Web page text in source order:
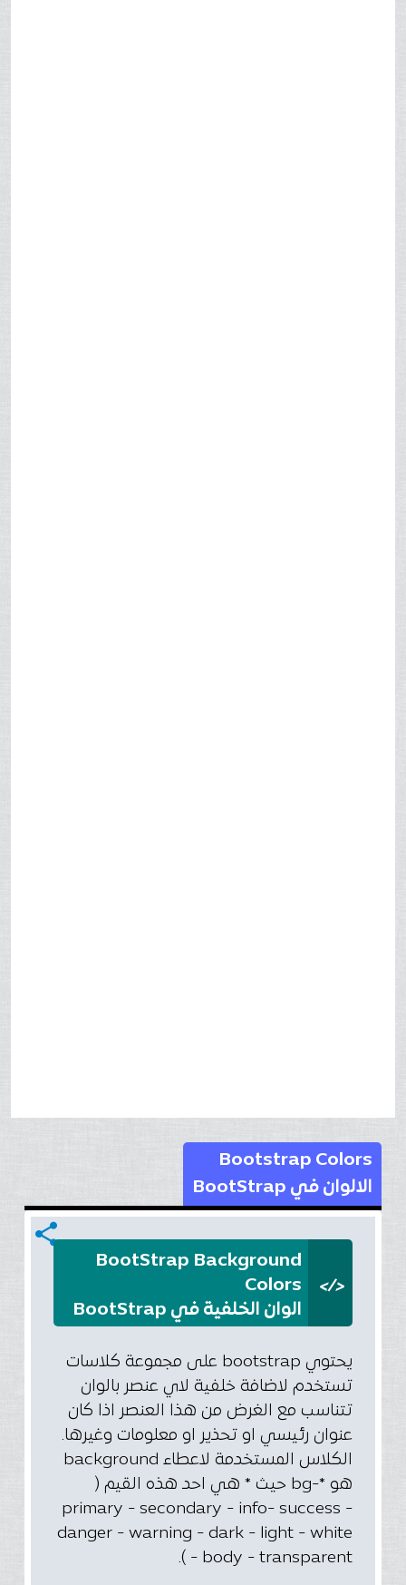
Bootstrap Colors
الالوان في BootStrap
share
</>
BootStrap Background
Colors
الوان الخلفية في BootStrap
يحتوي bootstrap على مجموعة كلاسات
تستخدم لاضافة خلفية لاي عنصر بالوان
تتناسب مع الغرض من هذا العنصر اذا كان
عنوان رئيسي او تحذير او معلومات وغيرها.
الكلاس المستخدمة لاعطاء background
هو *-bg حيث * هي احد هذه القيم (
primary - secondary - info- success -
danger - warning - dark - light - white
- body - transparent ).